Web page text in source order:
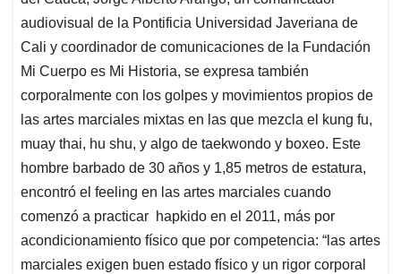
audiovisual de la Pontificia Universidad Javeriana de
Cali y coordinador de comunicaciones de la Fundación
Mi Cuerpo es Mi Historia, se expresa también
corporalmente con los golpes y movimientos propios de
las artes marciales mixtas en las que mezcla el kung fu,
muay thai, hu shu, y algo de taekwondo y boxeo. Este
hombre barbado de 30 años y 1,85 metros de estatura,
encontró el feeling en las artes marciales cuando
comenzó a practicar hapkido en el 2011, más por
acondicionamiento físico que por competencia: “las artes
marciales exigen buen estado físico y un rigor corporal